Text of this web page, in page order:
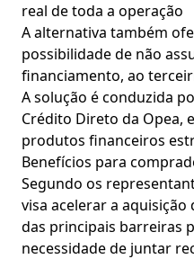
real de toda a operação
A alternativa também
possibilidade de não
financiamento, ao
A solução é conduzida
Crédito Direto da Opea,
produtos financeiros
Benefícios para
Segundo os
visa acelerar a
das principais barreiras
necessidade de juntar